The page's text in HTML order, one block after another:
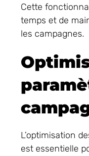
Cette
temps et de
les campagnes.
L’optimisation
est essentielle